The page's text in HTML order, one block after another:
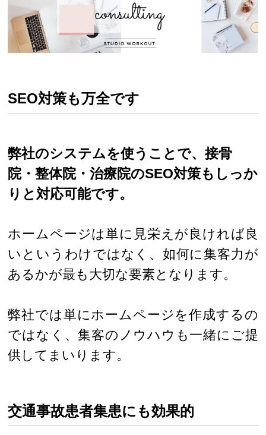
SEO対策も万全です
弊社のシステムを使うことで、接骨
院・整体院・治療院のSEO対策もしっか
りと対応可能です。
ホームページは単に見栄えが良ければ良
いというわけではなく、如何に集客力が
あるかが最も大切な要素となります。
弊社では単にホームページを作成するの
ではなく、集客のノウハウも一緒にご提
供してまいります。
交通事故患者集患にも効果的